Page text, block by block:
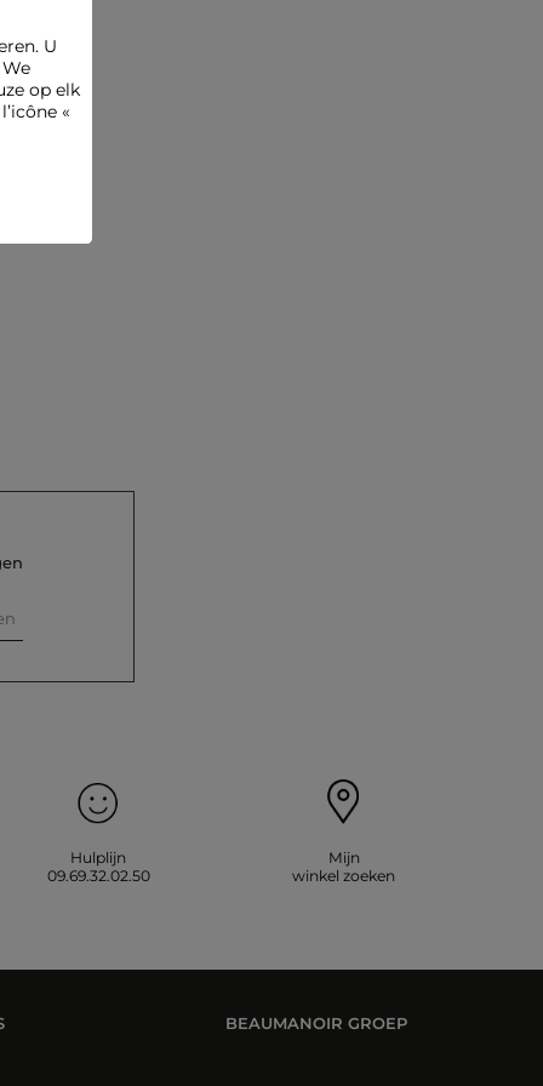
dit op lage temperatuur (maximaal 110°) en zonder stoom
Chemisch reinigen bij de stomerij en het gebruik van een
droger worden eveneens sterk afgeraden.
Referentie: 32536311048601160 261-RDADOU
Hulplijn
09.69.32.02.50
Mijn
winkel zoeken
BEAUMANOIR GROEP
U
op elk
«